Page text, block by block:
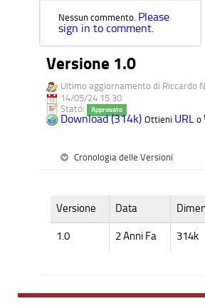
Nessun commento. Please
sign in to comment.
Versione 1.0
Ultimo aggiornamento di Riccardo
14/05/24 15.30
Stato:
Approvato
Download (314k) Ottieni URL o
Cronologia delle Versioni
Versione Data
1.0 2 Anni Fa 314k